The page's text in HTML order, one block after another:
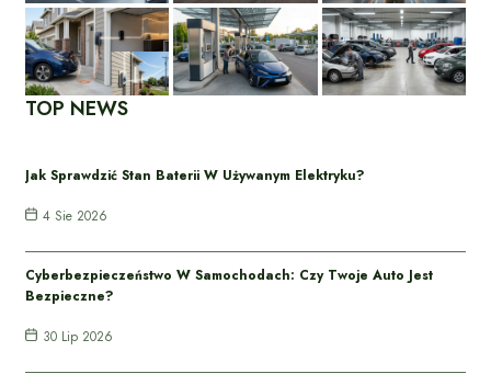
TOP NEWS
Jak Sprawdzić Stan Baterii W Używanym Elektryku?
4 Sie 2026
Cyberbezpieczeństwo W Samochodach: Czy Twoje Auto Jest
Bezpieczne?
30 Lip 2026